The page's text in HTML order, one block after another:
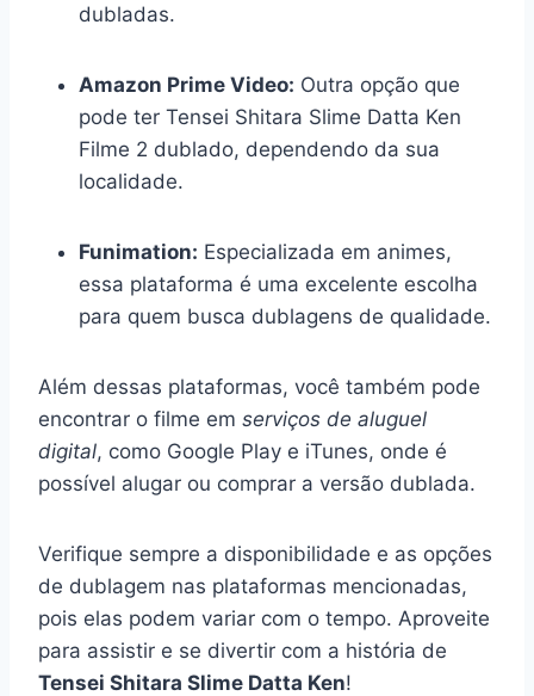
dubladas.
Amazon Prime Video: Outra opção que
pode ter Tensei Shitara Slime Datta Ken
Filme 2 dublado, dependendo da sua
localidade.
Funimation: Especializada em animes,
essa plataforma é uma excelente escolha
para quem busca dublagens de qualidade.
Além dessas plataformas, você também pode
encontrar o filme em serviços de aluguel
digital, como Google Play e iTunes, onde é
possível alugar ou comprar a versão dublada.
Verifique sempre a disponibilidade e as opções
de dublagem nas plataformas mencionadas,
pois elas podem variar com o tempo. Aproveite
para assistir e se divertir com a história de
Tensei Shitara Slime Datta Ken!